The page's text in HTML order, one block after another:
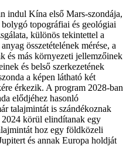
indul Kína első Mars-szondája,
topográfiai és geológiai
különös tekintettel a
összetételének mérése, a
és más környezeti jellemzőinek
és belső szerkezetének
a képen látható két
érkezik. A program 2028-ban
elődjéhez hasonló
talajmintát is szándékoznak
körül elindítanak egy
hoz egy földközeli
és annak Europa holdját